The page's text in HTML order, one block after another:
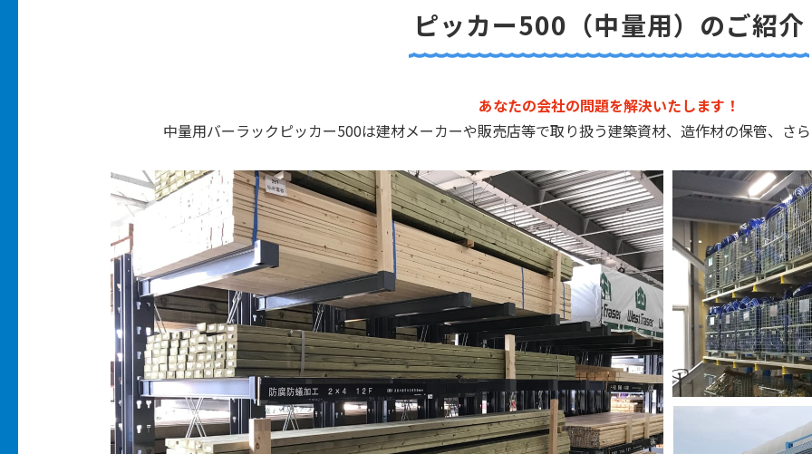
ピッカー500（中量用） のご紹介
あなたの会社の問題を解決いたします！
中量用バーラックピッカー500は建材メーカーや販売店等で取り扱う建築資材、造作材の保管、さ